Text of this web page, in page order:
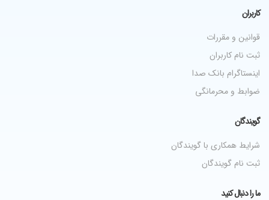
کاربران
قوانین و مقررات
ثبت نام کاربران
اینستاگرام بانک صدا
ضوابط و محرمانگی
گویندگان
شرایط همکاری با گویندگان
ثبت نام گویندگان
ما را دنبال کنید